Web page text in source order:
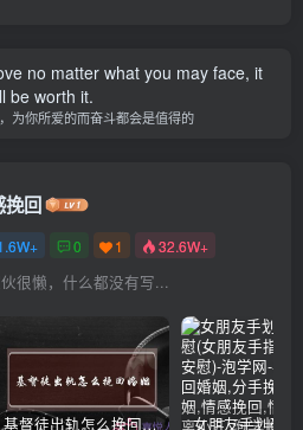
no matter what you may face, it
be worth it.
为你所爱的而奋斗都会是值得的
挽回
0 1 32.6W+
很懒，什么都没有写...
基督徒出轨怎么挽回婚姻(基督徒面对出轨婚姻)